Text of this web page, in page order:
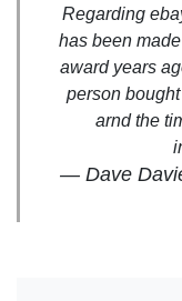
Regarding
has been
award years
person
arnd the
— Dave